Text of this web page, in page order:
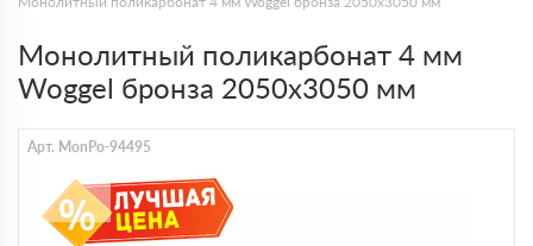
Монолитный поликарбонат 4 мм
Woggel бронза 2050х3050 мм
Арт. MonPo-94495